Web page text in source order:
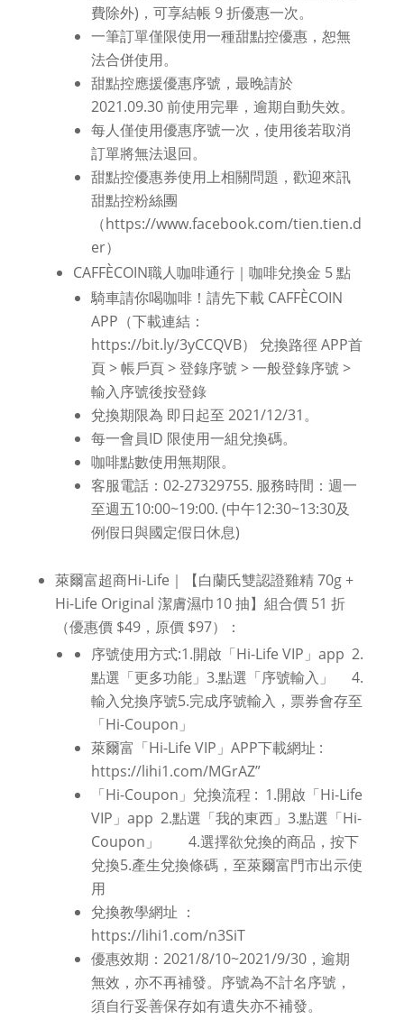
費除外)，可享結帳 9 折優惠一次。
一筆訂單僅限使用一種甜點控優惠，恕無
法合併使用。
甜點控應援優惠序號，最晚請於
2021.09.30 前使用完畢，逾期自動失效。
每人僅使用優惠序號一次，使用後若取消
訂單將無法退回。
甜點控優惠券使用上相關問題，歡迎來訊
甜點控粉絲團
（https://www.facebook.com/tien.tien.d
er）
CAFFÈCOIN職人咖啡通行｜咖啡兌換金 5 點
騎車請你喝咖啡！請先下載 CAFFÈCOIN
APP（下載連結：
https://bit.ly/3yCCQVB） 兌換路徑 APP首
頁 > 帳戶頁 > 登錄序號 > 一般登錄序號 >
輸入序號後按登錄
兌換期限為 即日起至 2021/12/31。
每一會員ID 限使用一組兌換碼。
咖啡點數使用無期限。
客服電話：02-27329755. 服務時間：週一
至週五10:00~19:00. (中午12:30~13:30及
例假日與國定假日休息)
萊爾富超商Hi-Life｜【白蘭氏雙認證雞精 70g +
Hi-Life Original 潔膚濕巾10 抽】組合價 51 折
（優惠價 $49，原價 $97）：
序號使用方式:1.開啟「Hi-Life VIP」app 2.
點選「更多功能」3.點選「序號輸入」 4.
輸入兌換序號5.完成序號輸入，票券會存至
「Hi-Coupon」
萊爾富「Hi-Life VIP」APP下載網址 :
https://lihi1.com/MGrAZ”
「Hi-Coupon」兌換流程 : 1.開啟「Hi-Life
VIP」app 2.點選「我的東西」3.點選「Hi-
Coupon」 4.選擇欲兌換的商品，按下
兌換5.產生兌換條碼，至萊爾富門市出示使
用
兌換教學網址 ：
https://lihi1.com/n3SiT
優惠效期：2021/8/10~2021/9/30，逾期
無效，亦不再補發。序號為不計名序號，
須自行妥善保存如有遺失亦不補發。